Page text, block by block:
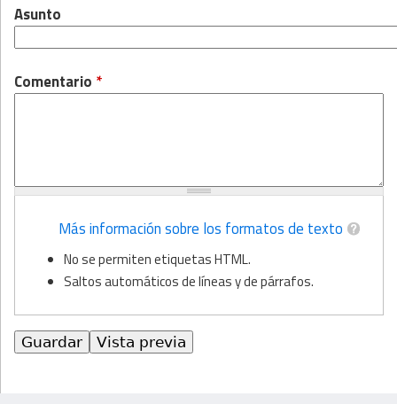
Asunto
Comentario *
Más información sobre los formatos de texto
No se permiten etiquetas HTML.
Saltos automáticos de líneas y de párrafos.